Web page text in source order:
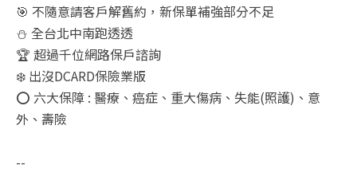
🎯 不隨意請客戶解舊約，新保單補強部分不足
⛄ 全台北中南跑透透
🏆 超過千位網路保戶諮詢
❄️ 出沒DCARD保險業版
⭕ 六大保障 : 醫療、癌症、重大傷病、失能(照護)、意
外、壽險
--